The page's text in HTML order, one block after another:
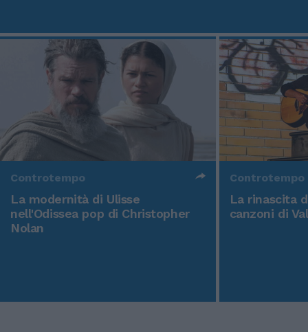
Controtempo
La modernità di Ulisse
nell'Odissea pop di Christopher
Nolan
Controtempo
La rinascita
canzoni di